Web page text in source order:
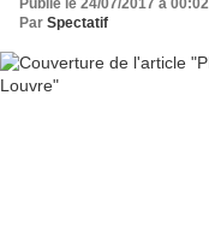
Par Spectatif